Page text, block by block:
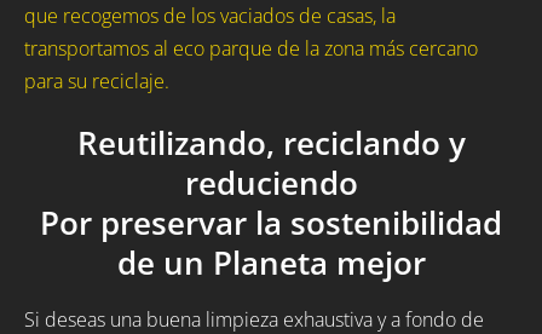
que recogemos de los vaciados de casas, la
transportamos al eco parque de la zona más cercano
para su reciclaje.
Reutilizando, reciclando y
reduciendo
Por preservar la sostenibilidad
de un Planeta mejor
Si deseas una buena limpieza exhaustiva y a fondo de